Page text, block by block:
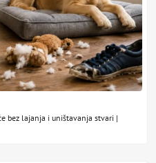
bez lajanja i uništavanja stvari |